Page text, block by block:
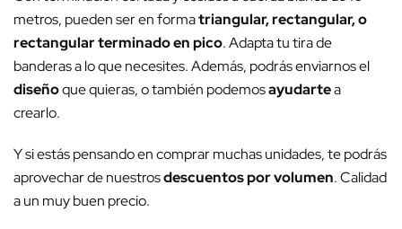
metros, pueden ser en formatriangular,rectangular, o
rectangular terminado en pico. Adapta tu tira de
banderas a lo que necesites. Además, podrás enviarnos el
diseñoque quieras, o también podemosayudartea
crearlo.
Y si estás pensando en comprar muchas unidades, te podrás
aprovechar de nuestrosdescuentos por volumen. Calidad
a un muy buen precio.